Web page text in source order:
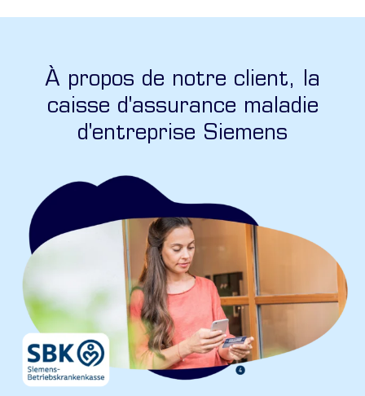
À propos de notre client, la
caisse d'assurance maladie
d'entreprise Siemens